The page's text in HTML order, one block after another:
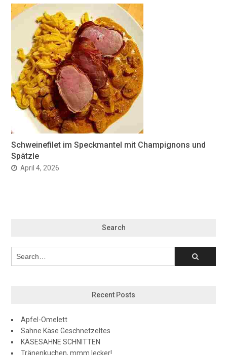
Schweinefilet im Speckmantel mit Champignons und
Spätzle
April 4, 2026
Search
Recent Posts
Apfel-Omelett
Sahne Käse Geschnetzeltes
KÄSESAHNE SCHNITTEN
Tränenkuchen, mmm lecker!